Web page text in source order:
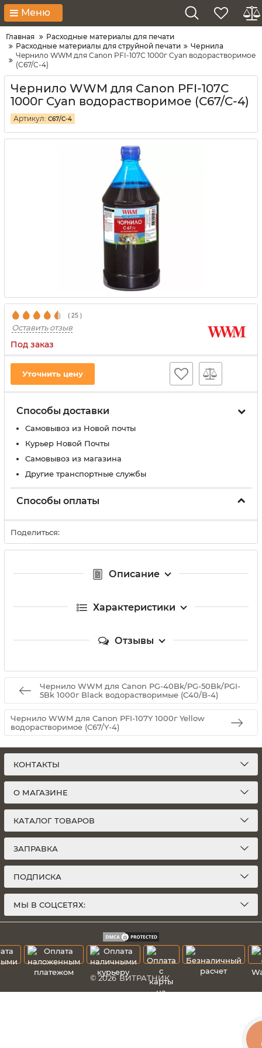
Меню
Главная
Расходные материалы для печати
Расходные материалы для струйной печати
Чернила
Чернило WWM для Canon PFI-107С 1000г Cyan водорастворимое
(C67/C-4)
Чернило WWM для Canon PFI-107С
1000г Cyan водорастворимое (C67/C-4)
Артикул: C67/C-4
( 25 )
Оставить отзыв
Под заказ
Уточнить цену
Способы доставки
Самовывоз из Новой почты
Курьер Новой Почты
Самовывоз из магазина
Другие транспортные службы
Способы оплаты
Поделиться:
Описание
Характеристики
Отзывы
Чернило WWM для Canon PG-40Bk/PG-50Bk/PGI-
5Bk 1000г Black водорастворимые (C40/B-4)
Чернило WWM для Canon PFI-107Y 1000г Yellow
водорастворимое (C67/Y-4)
КОНТАКТЫ
О МАГАЗИНЕ
КАТАЛОГ ТОВАРОВ
ЗАПРАВКА
ПОДПИСКА
МЫ В СОЦСЕТЯХ:
© 2026 ВИТРАТНИК